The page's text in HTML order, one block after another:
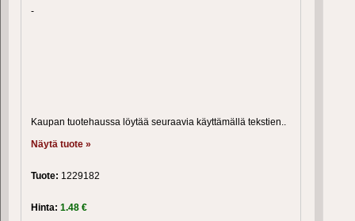
-
Kaupan tuotehaussa löytää seuraavia käyttämällä tekstien..
Näytä tuote »
Tuote: 1229182
Hinta: 1.48 €